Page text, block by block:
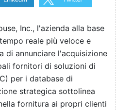
Inc., l'azienda alla base
reale più veloce e
di annunciare l'acquisizione
fornitori di soluzioni di
per i database di
strategica sottolinea
fornitura ai propri clienti